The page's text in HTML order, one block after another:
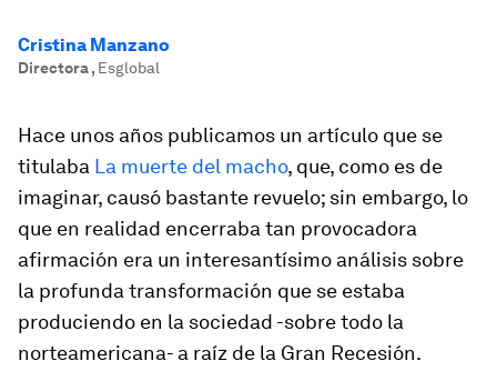
Cristina Manzano
Directora, Esglobal
Hace unos años publicamos un artículo que se
titulaba La muerte del macho, que, como es de
imaginar, causó bastante revuelo; sin embargo, lo
que en realidad encerraba tan provocadora
afirmación era un interesantísimo análisis sobre
la profunda transformación que se estaba
produciendo en la sociedad -sobre todo la
norteamericana- a raíz de la Gran Recesión.